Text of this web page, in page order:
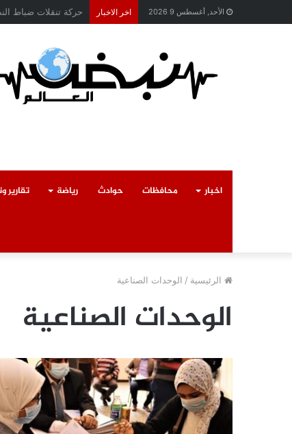
الأحد, أغسطس 9 2026 اخر الاخبار محافظ القليوبية
اخبار محافظات حوادث رياضة تقارير
الرئيسية / الوحدات الصناعية
الوحدات الصناعية